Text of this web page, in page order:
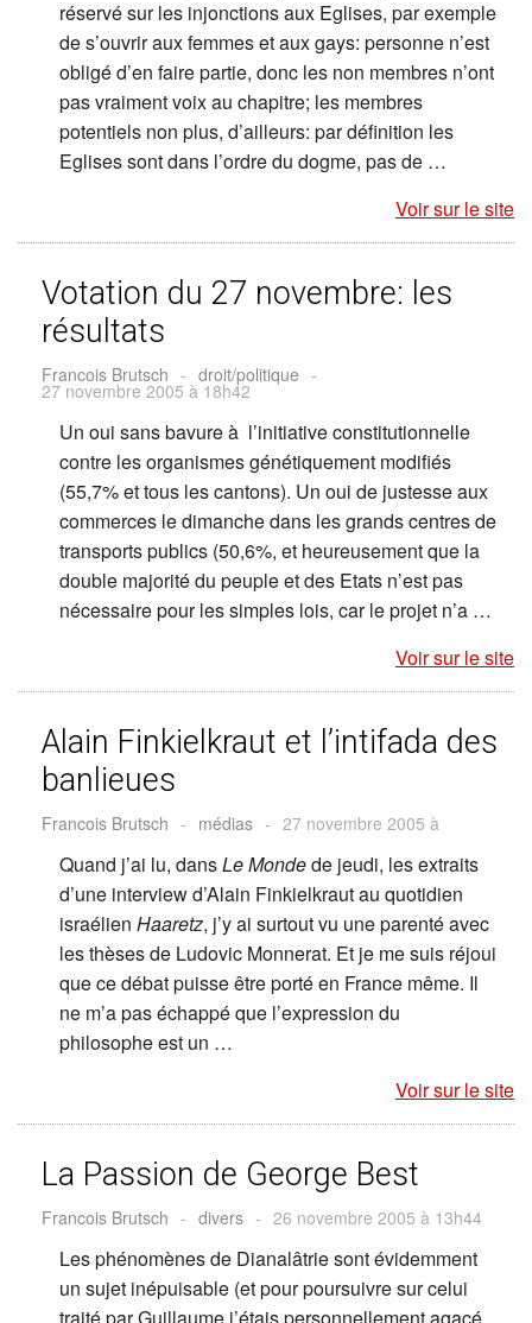
réservé sur les injonctions aux Eglises, par exemple
de s’ouvrir aux femmes et aux gays: personne n’est
obligé d’en faire partie, donc les non membres n’ont
pas vraiment voix au chapitre; les membres
potentiels non plus, d’ailleurs: par définition les
Eglises sont dans l’ordre du dogme, pas de …
Voir sur le site
Votation du 27 novembre: les
résultats
Francois Brutsch - droit/politique -
27 novembre 2005 à 18h42
Un oui sans bavure à l’initiative constitutionnelle
contre les organismes génétiquement modifiés
(55,7% et tous les cantons). Un oui de justesse aux
commerces le dimanche dans les grands centres de
transports publics (50,6%, et heureusement que la
double majorité du peuple et des Etats n’est pas
nécessaire pour les simples lois, car le projet n’a …
Voir sur le site
Alain Finkielkraut et l’intifada des
banlieues
Francois Brutsch - médias - 27 novembre 2005 à
Quand j’ai lu, dansLe Mondede jeudi, les extraits
d’une interview d’Alain Finkielkraut au quotidien
israélien Haaretz, j’y ai surtout vu une parenté avec
les thèses de Ludovic Monnerat. Et je me suis réjoui
que ce débat puisse être porté en France même. Il
ne m’a pas échappé que l’expression du
philosophe est un …
Voir sur le site
La Passion de George Best
Francois Brutsch - divers - 26 novembre 2005 à 13h44
Les phénomènes de Dianalâtrie sont évidemment
un sujet inépuisable (et pour poursuivre sur celui